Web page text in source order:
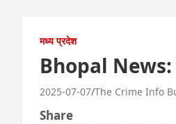
मध्य प्रदेश
Bhopal News:
2025-07-07 The Crime Info
Share